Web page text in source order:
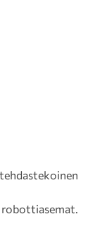
robottiasemat.